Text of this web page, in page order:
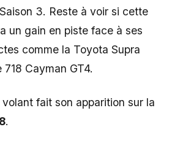
3. Reste à voir si cette
un gain en piste face à ses
comme la Toyota Supra
Cayman GT4.
fait son apparition sur la
.